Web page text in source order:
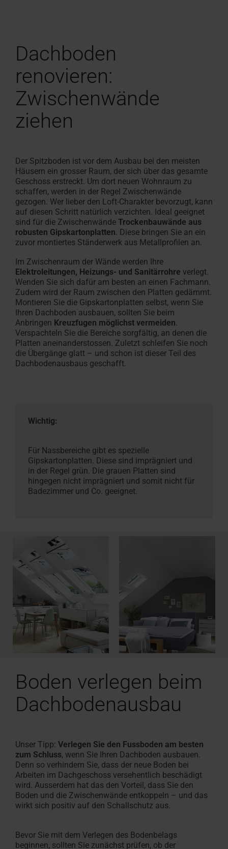
Dachboden
renovieren:
Zwischenwände
ziehen
Der Spitzboden ist vor dem Ausbau bei den meisten
Häusern ein grosser Raum, der sich über das gesamte
Geschoss erstreckt. Um dort neuen Wohnraum zu
schaffen, werden in der Regel Zwischenwände
gezogen. Wer lieber den Loft-Charakter bevorzugt, kann
auf diesen Schritt natürlich verzichten. Ideal geeignet
sind für die Zwischenwände Trockenbauwände aus
robusten Gipskartonplatten. Diese bringen Sie an ein
zuvor montiertes Ständerwerk aus Metallprofilen an.
Im Zwischenraum der Wände werden Ihre
Elektroleitungen, Heizungs- und Sanitärrohre verlegt.
Wenden Sie sich dafür am besten an einen Fachmann.
Zudem wird der Raum zwischen den Platten gedämmt.
Montieren Sie die Gipskartonplatten selbst, wenn Sie
Ihren Dachboden ausbauen, sollten Sie beim
Anbringen Kreuzfugen möglichst vermeiden.
Verspachteln Sie die Bereiche sorgfältig, an denen die
Platten aneinanderstossen. Zuletzt schleifen Sie noch
die Übergänge glatt – und schon ist dieser Teil des
Dachbodenausbaus geschafft.
Wichtig:
Für Nassbereiche gibt es spezielle
Gipskartonplatten. Diese sind imprägniert und
in der Regel grün. Die grauen Platten sind
hingegen nicht imprägniert und somit nicht für
Badezimmer und Co. geeignet.
Boden verlegen beim
Dachbodenausbau
Unser Tipp: Verlegen Sie den Fussboden am besten
zum Schluss, wenn Sie Ihren Dachboden ausbauen.
Denn so verhindern Sie, dass der neue Boden bei
Arbeiten im Dachgeschoss versehentlich beschädigt
wird. Ausserdem hat das den Vorteil, dass Sie den
Boden und die Zwischenwände entkoppeln – und das
wirkt sich positiv auf den Schallschutz aus.
Bevor Sie mit dem Verlegen des Bodenbelags
beginnen, sollten Sie zunächst prüfen, ob der